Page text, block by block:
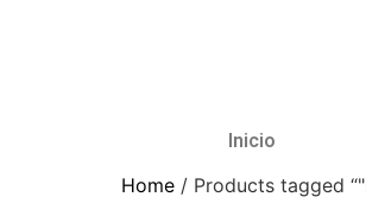
Inicio
Home / Products tagged